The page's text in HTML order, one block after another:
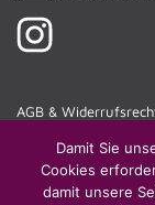
AGB &
Haftungsausschluss
Gender-Hinweis
Impressum
Damit Sie
Cookies
damit unsere